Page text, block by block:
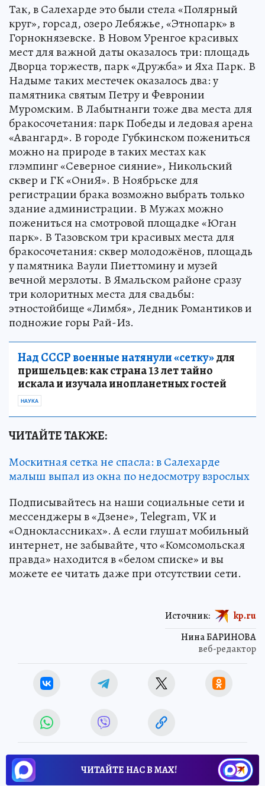
Так, в Салехарде это были стела «Полярный
круг», горсад, озеро Лебяжье, «Этнопарк» в
Горнокнязевске. В Новом Уренгое красивых
мест для важной даты оказалось три: площадь
Дворца торжеств, парк «Дружба» и Яха Парк. В
Надыме таких местечек оказалось два: у
памятника святым Петру и Февронии
Муромским. В Лабытнанги тоже два места для
бракосочетания: парк Победы и ледовая арена
«Авангард». В городе Губкинском пожениться
можно на природе в таких местах как
глэмпинг «Северное сияние», Никольский
сквер и ГК «ОниЯ». В Ноябрьске для
регистрации брака возможно выбрать только
здание администрации. В Мужах можно
пожениться на смотровой площадке «Юган
парк». В Тазовском три красивых места для
бракосочетания: сквер молодожёнов, площадь
у памятника Ваули Пиеттомину и музей
вечной мерзлоты. В Ямальском районе сразу
три колоритных места для свадьбы:
этностойбище «Лимбя», Ледник Романтиков и
подножие горы Рай-Из.
Над СССР военные натянули «сетку»для
пришельцев: как страна 13 лет тайно
искала и изучала инопланетных гостей
НАУКА
ЧИТАЙТЕ ТАКЖЕ:
Москитная сетка не спасла: в Салехарде
малыш выпал из окна по недосмотру взрослых
Подписывайтесь на наши социальные сети и
мессенджеры в «Дзене», Telegram, VK и
«Одноклассниках». А если глушат мобильный
интернет, не забывайте, что «Комсомольская
правда» находится в «белом списке» и вы
можете ее читать даже при отсутствии сети.
Нина БАРИНОВА
веб-редактор
Источник: kp.ru
ЧИТАЙТЕ НАС В МАХ!